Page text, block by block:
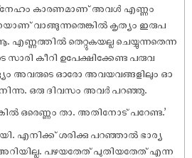
കാരണമാണ് അവൾ എണ്ണം
വാങ്ങുന്നതെങ്കിൽ കൃത്യം ഇരുപ
എണ്ണത്തിൽ തെറ്റുകയല്ല ചെയ്യുന്നതെന്ന
സാരി കീറി ഉപേക്ഷിക്കേണ്ട പരുവ
അവരുടെ ഓരോ അവയവങ്ങളിലും ഓ
ഒരു ദിവസം അവർ പറഞ്ഞു.
ഒരെണ്ണം താ. അതിനോട് പറേണ്ട.’
എനിക്ക് ശരിക്കു പറഞ്ഞാൽ ഭാര്യ
പഴയതേത് പുതിയതേത് എന്ന